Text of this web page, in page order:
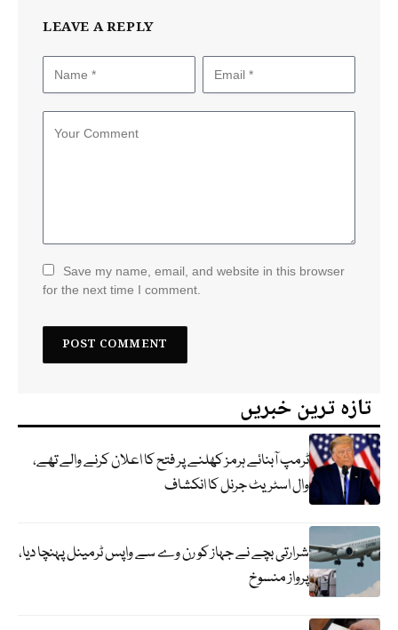
LEAVE A REPLY
Save my name, email, and website in this browser
for the next time I comment.
تازہ ترین خبریں
ٹرمپ آبنائے ہرمز کھلنے پر فتح کا اعلان کرنے والے تھے،
وال اسٹریٹ جرنل کا انکشاف
شرارتی بچے نے جہاز کو رن وے سے واپس ٹرمینل پہنچا دیا،
پرواز منسوخ